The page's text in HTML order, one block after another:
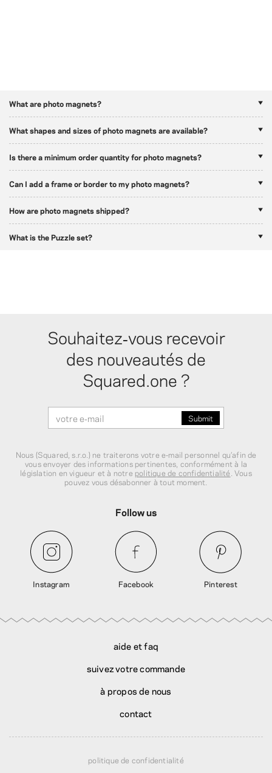
What are photo magnets?
What shapes and sizes of photo magnets are available?
Is there a minimum order quantity for photo magnets?
Can I add a frame or border to my photo magnets?
How are photo magnets shipped?
What is the Puzzle set?
Souhaitez‑vous recevoir
des nouveautés de
Squared.one ?
Nous (Squared, s.r.o.) ne traiterons votre e‑mail personnel qu’afin de
vous envoyer des informations pertinentes, conformément à la
législation en vigueur et à notre politique de confidentialité . Vous
pouvez vous désabonner à tout moment.
Follow us
Instagram Facebook Pinterest
aide et faq
suivez votre commande
à propos de nous
contact
politique de confidentialité